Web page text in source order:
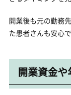
開業後も元の勤務
た患者さんも安心で
開業資金